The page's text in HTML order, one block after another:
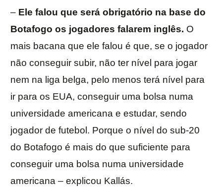
– Ele falou que será obrigatório na base do
Botafogo os jogadores falarem inglês. O
mais bacana que ele falou é que, se o jogador
não conseguir subir, não ter nível para jogar
nem na liga belga, pelo menos terá nível para
ir para os EUA, conseguir uma bolsa numa
universidade americana e estudar, sendo
jogador de futebol. Porque o nível do sub-20
do Botafogo é mais do que suficiente para
conseguir uma bolsa numa universidade
americana – explicou Kallás.